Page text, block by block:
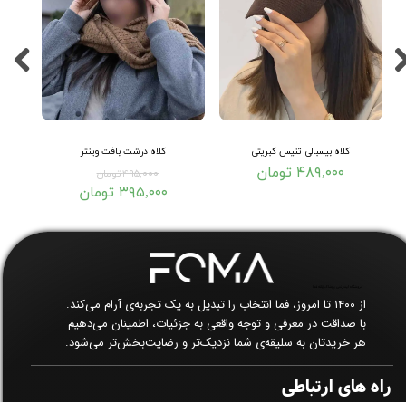
کلاه درشت بافت وینتر
۴۹۵,۰۰۰ تومان
۳۹۵,۰۰۰ تومان
کلاه بیسبالی تنیس کبریتی
۴۸۹,۰۰۰ تومان
راه های ارتباطی
از ۱۴۰۰ تا امروز، فما انتخاب را تبدیل به یک تجربه‌ی آرام می‌کند.
با صداقت در معرفی و توجه واقعی به جزئیات، اطمینان می‌دهیم
هر خریدتان به سلیقه‌ی شما نزدیک‌تر و رضایت‌بخش‌تر می‌شود.